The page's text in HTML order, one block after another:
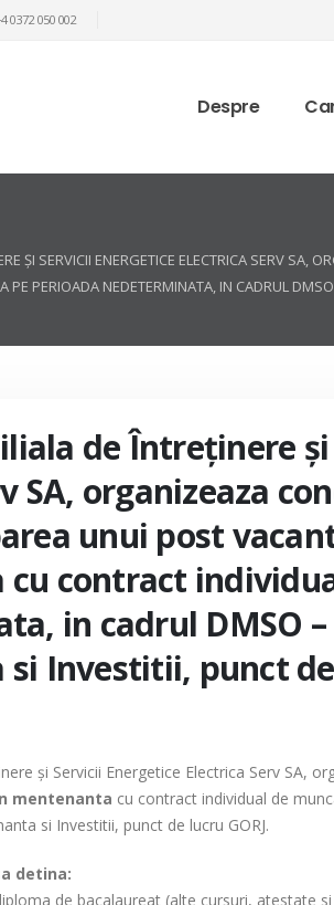
0372 050 002
Despre
ŞI SERVICII ENERGETICE ELECTRICA SERV
PE PERIOADA NEDETERMINATA, IN CADRUL
de Întreţinere
SA, organizeaza
unui post
contract
in cadrul DMSO
Investitii, punct de
şi Servicii Energetice Electrica Serv SA,
mentenanta cu contract individual de
si Investitii, punct de lucru GORJ.
detina:
de bacalaureat (alte cursuri, atestate